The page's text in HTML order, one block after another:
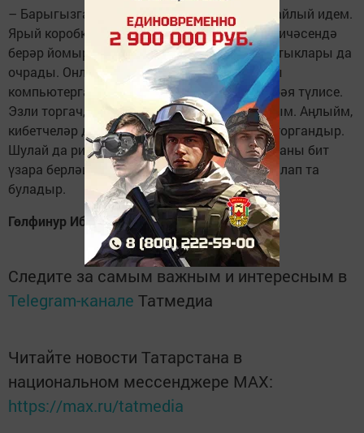
– Барыгызга да таныш кибеттә йомырка сайлый идем.
Ярый коробкасын ачып караганмын – берничәсендә
берәр йомырка җитми. Ә кайберләрендә ватыклары да
очрады. Онлайн-касса аша түләгәндә, моны
компьютерга аңлатып булмый бит – тулы бәя түлисе.
Эзли торгач, астарак яткан коробканы алдым. Аңлыйм,
кибетчеләр дә җитми, йомырка да ватыла торгандыр.
Шулай да ризыкны әрәм итмәсеннәр иде – аны бит
үзара берләштереп, ватыкларын аерып ташлап та
буладыр.
Гөлфинур Ибәтова
Следите за самым важным и интересным в
Telegram-канале Татмедиа
Читайте новости Татарстана в
национальном мессенджере MАХ:
https://max.ru/tatmedia